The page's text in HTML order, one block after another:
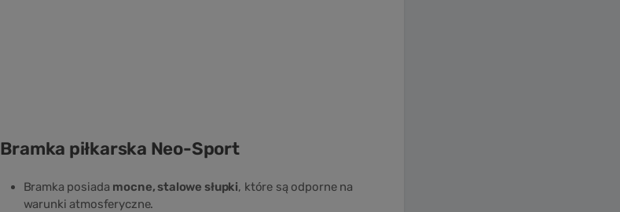
Bramka piłkarska Neo-Sport
Bramka posiada mocne, stalowe słupki, które są odporne na
warunki atmosferyczne.